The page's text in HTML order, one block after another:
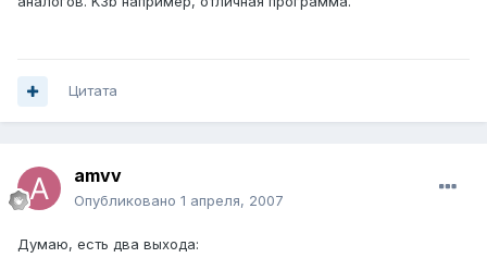
Цитата
amvv
Опубликовано 1 апреля, 2007
Думаю, есть два выхода: